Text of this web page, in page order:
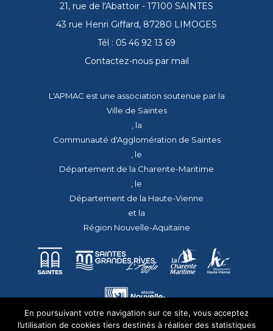
21, rue de l'Abattoir - 17100 SAINTES
43 rue Henri Giffard, 87280 LIMOGES
Tél : 05 46 92 13 69
Contactez-nous par mail
L'APMAC est une association soutenue par la
Ville de Saintes
, la
Communauté d'Agglomération de Saintes
, le
Département de la Charente-Maritime
, le
Département de la Haute-Vienne
et la
Région Nouvelle-Aquitaine
En poursuivant votre navigation sur ce site, vous acceptez
l’utilisation de cookies tiers destinés à réaliser des statistiques